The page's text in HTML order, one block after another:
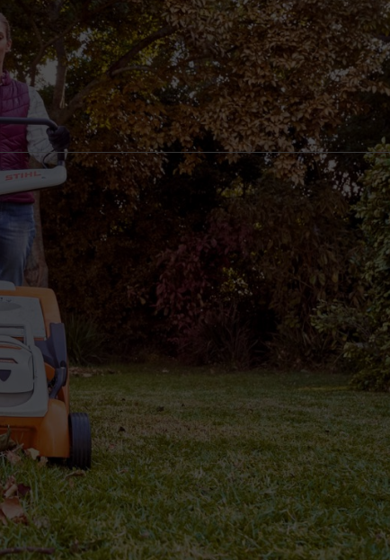
di cura del prato in autunno, ti assicuri di non venire mai sorpreso
essere pulito prima di iniziare l'inverno.
rami spezzati dal prato. In questo modo si evita la formazione di
l'ossigeno non può circolare: le erbacce sono vulnerabili a
con il tosaerba. Per farlo, impostare il tosaerba su un taglio alto
e le foglie sono asciutte. Anche i potenti
soffiatori e aspiratori
gelo e offrono ai piccoli abitanti del giardino un riparo invernale.